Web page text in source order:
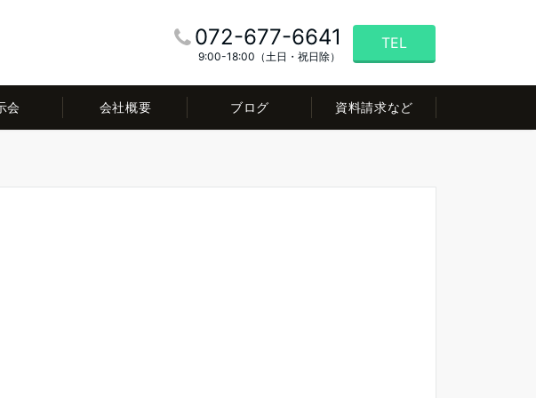
072-677-6641
9:00-18:00（土日・祝日除）
TEL
会 会社概要 ブログ 資料請求など